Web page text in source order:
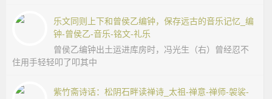
乐文同则上下和曾侯乙编钟，保存远古的音乐记忆_编
钟-曾侯乙-音乐-铭文-礼乐
曾侯乙编钟出土运进库房时，冯光生（右）曾经忍不
住用手轻轻叩了叩其中
紫竹斋诗话：松阴石畔读禅诗_太祖-禅意-禅师-袈裟-